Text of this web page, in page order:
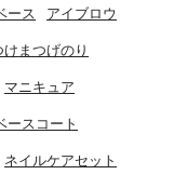
ース アイブロウ
けまつげのり
マニキュア
ースコート
ネイルケアセット